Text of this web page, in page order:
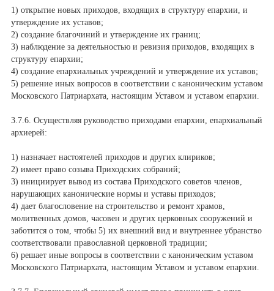
1) открытие новых приходов, входящих в структуру епархии, и
утверждение их уставов;
2) создание благочиний и утверждение их границ;
3) наблюдение за деятельностью и ревизия приходов, входящих в
структуру епархии;
4) создание епархиальных учреждений и утверждение их уставов;
5) решение иных вопросов в соответствии с каноническим уставом
Московского Патриархата, настоящим Уставом и уставом епархии.
3.7.6. Осуществляя руководство приходами епархии, епархиальный
архиерей:
1) назначает настоятелей приходов и других клириков;
2) имеет право созыва Приходских собраний;
3) инициирует вывод из состава Приходского советов членов,
нарушающих канонические нормы и уставы приходов;
4) дает благословение на строительство и ремонт храмов,
молитвенных домов, часовен и других церковных сооружений и
заботится о том, чтобы 5) их внешний вид и внутреннее убранство
соответствовали православной церковной традиции;
6) решает иные вопросы в соответствии с каноническим уставом
Московского Патриархата, настоящим Уставом и уставом епархии.